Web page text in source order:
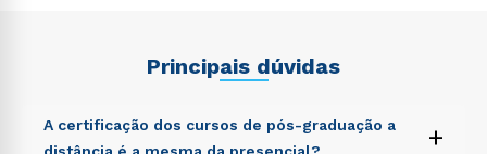
Principais dúvidas
A certificação dos cursos de pós-graduação a
distância é a mesma da presencial?
+